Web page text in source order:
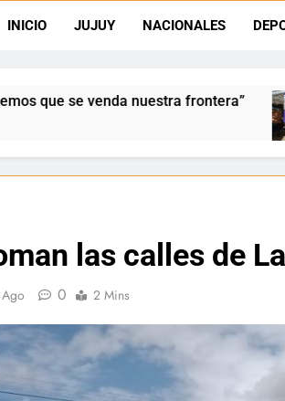
INICIO JUJUY NACIONALES
frontera” Día del
las calles de
0 2 Mins